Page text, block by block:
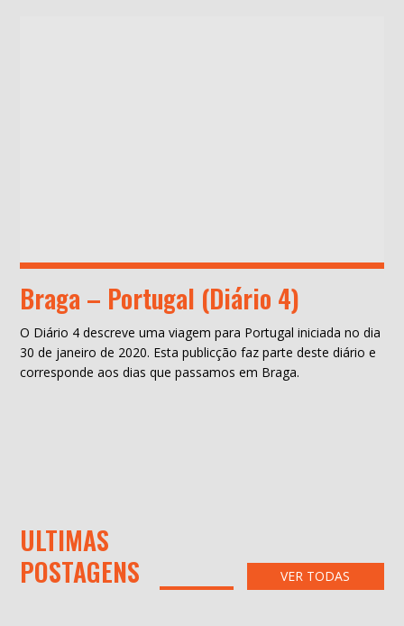
Braga – Portugal (Diário 4)
O Diário 4 descreve uma viagem para Portugal iniciada no dia
30 de janeiro de 2020. Esta publicção faz parte deste diário e
corresponde aos dias que passamos em Braga.
ULTIMAS
POSTAGENS
VER TODAS